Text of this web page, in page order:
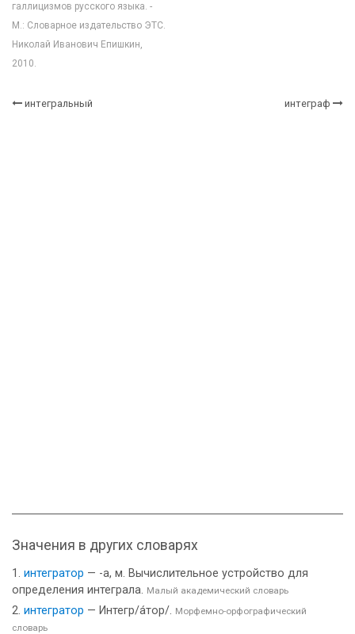
галлицизмов русского языка. -
М.: Словарное издательство ЭТС.
Николай Иванович Епишкин,
2010.
интегральный интеграф
Значения в других словарях
интегратор — -а, м. Вычислительное устройство для
определения интеграла. Малый академический словарь
интегратор — Интегр/а́тор/. Морфемно-орфографический
словарь